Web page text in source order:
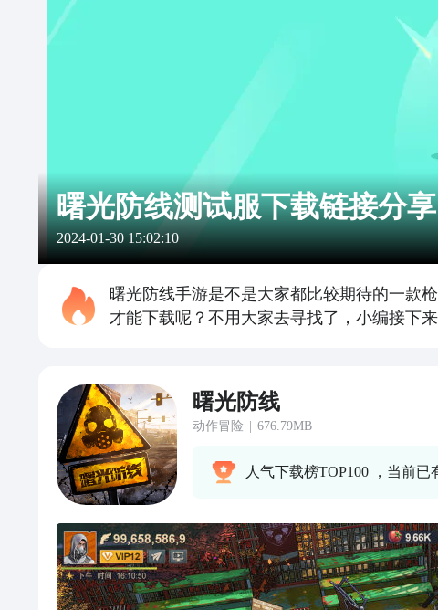
曙光防线测试服下载链接分享
2024-01-30 15:02:10
曙光防线手游是不是大家都比较期待的一款
才能下载呢？不用大家去寻找了，小编接下
曙光防线
动作冒险 676.79MB
人气下载榜TOP100 ，当前已